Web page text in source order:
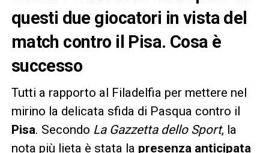
questi due giocatori in vista del
match contro il Pisa. Cosa è
successo
Tutti a rapporto al Filadelfia per mettere nel
mirino la delicata sfida di Pasqua contro il
Pisa. Secondo La Gazzetta dello Sport, la
nota più lieta è stata la presenza anticipata